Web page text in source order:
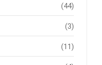
(44)
(3)
(11)